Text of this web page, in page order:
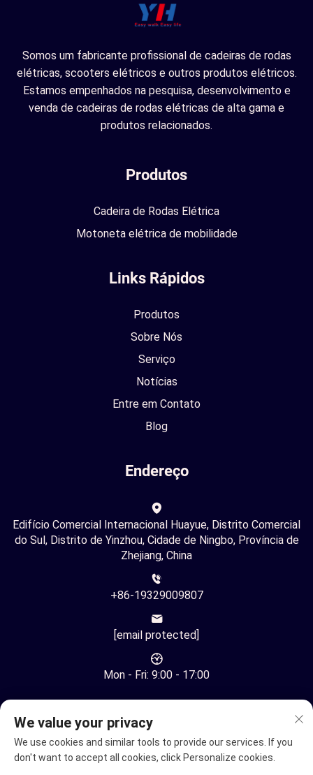
Somos um fabricante profissional de cadeiras de rodas
elétricas, scooters elétricos e outros produtos elétricos.
Estamos empenhados na pesquisa, desenvolvimento e
venda de cadeiras de rodas elétricas de alta gama e
produtos relacionados.
Produtos
Cadeira de Rodas Elétrica
Motoneta elétrica de mobilidade
Links Rápidos
Produtos
Sobre Nós
Serviço
Notícias
Entre em Contato
Blog
Endereço
Edifício Comercial Internacional Huayue, Distrito Comercial
do Sul, Distrito de Yinzhou, Cidade de Ningbo, Província de
Zhejiang, China
+86-19329009807
[email protected]
Mon - Fri: 9:00 - 17:00
We value your privacy
We use cookies and similar tools to provide our services. If you
don't want to accept all cookies, click Personalize cookies.